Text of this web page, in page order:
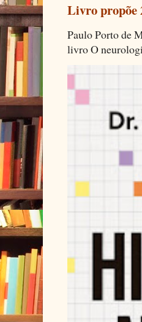
Livro propõe
Paulo Porto de
livro O